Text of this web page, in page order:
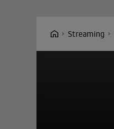
Streaming